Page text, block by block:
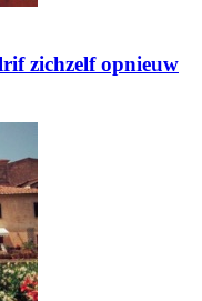
zichzelf opnieuw